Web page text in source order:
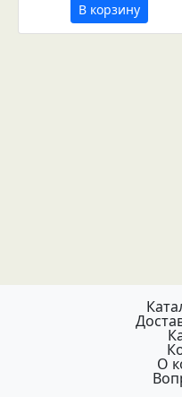
В корзину
О